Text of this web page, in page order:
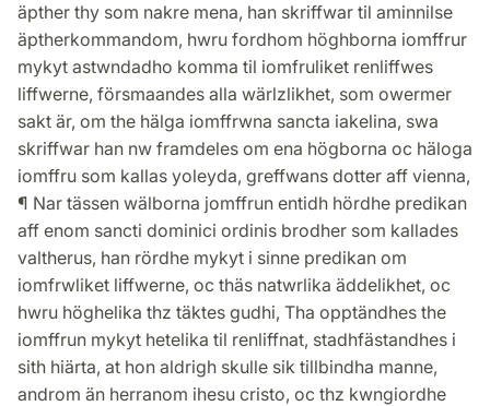
äpther thy som nakre mena, han skriffwar til aminnilse
äptherkommandom, hwru fordhom höghborna iomffrur
mykyt astwndadho komma til iomfruliket renliffwes
liffwerne, försmaandes alla wärlzlikhet, som owermer
sakt är, om the hälga iomffrwna sancta iakelina, swa
skriffwar han nw framdeles om ena högborna oc häloga
iomffru som kallas yoleyda, greffwans dotter aff vienna,
¶ Nar tässen wälborna jomffrun entidh hördhe predikan
aff enom sancti dominici ordinis brodher som kallades
valtherus, han rördhe mykyt i sinne predikan om
iomfrwliket liffwerne, oc thäs natwrlika äddelikhet, oc
hwru höghelika thz täktes gudhi, Tha opptändhes the
iomffrun mykyt hetelika til renliffnat, stadhfästandhes i
sith hiärta, at hon aldrigh skulle sik tillbindha manne,
androm än herranom ihesu cristo, oc thz kwngiordhe